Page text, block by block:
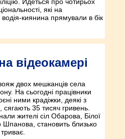
які на
киянина прямували в бік
відеокамері
двох мешканців села
На сьогодні працівники
ними крадіжки, деякі з
35 тисяч гривень.
жителі сіл Обарова, Білої
становить близько